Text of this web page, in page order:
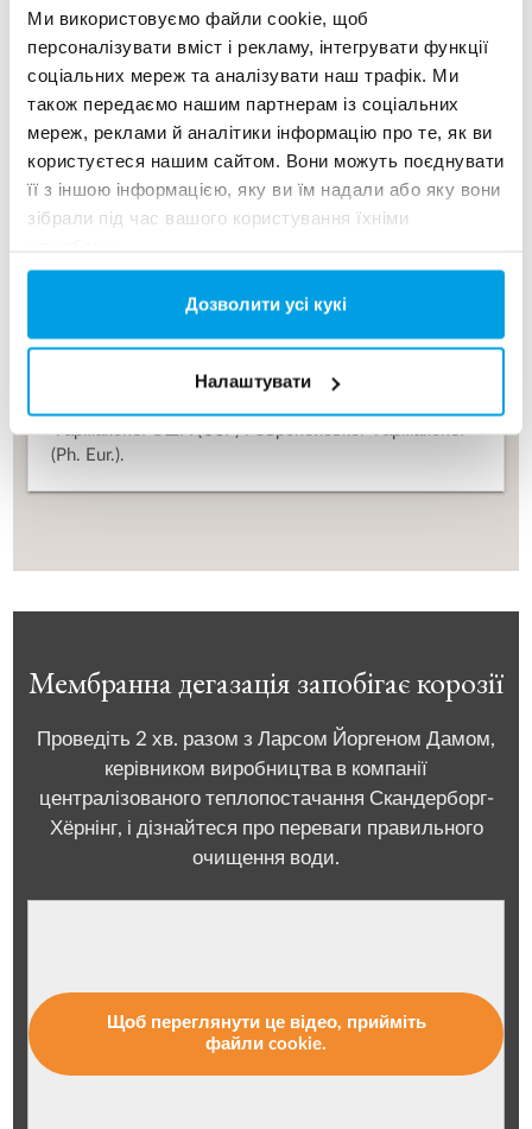
Ми використовуємо файли cookie, щоб
персоналізувати вміст і рекламу, інтегрувати функції
соціальних мереж та аналізувати наш трафік. Ми
також передаємо нашим партнерам із соціальних
мереж, реклами й аналітики інформацію про те, як ви
користуєтеся нашим сайтом. Вони можуть поєднувати
її з іншою інформацією, яку ви їм надали або яку вони
зібрали під час вашого користування їхніми
Дозволити усі кукі
Налаштувати
ДИСТИЛЬОВАНА ВОДА
води. Пристрій MDU призначене для гарячої
санітарної обробки Clean-In-Place (CIP), яка є
(Ph. Eur.).
Мембранна дегазація запобігає корозії
Проведіть 2 хв. разом з Ларсом Йоргеном Дамом,
керівником виробництва в компанії
централізованого теплопостачання Скандерборг-
Хёрнінг, і дізнайтеся про переваги правильного
очищення води.
Щоб переглянути це відео, прийміть
файли cookie.